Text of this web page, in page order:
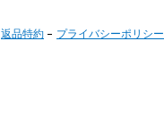
返品特約 プライバシーポリシー